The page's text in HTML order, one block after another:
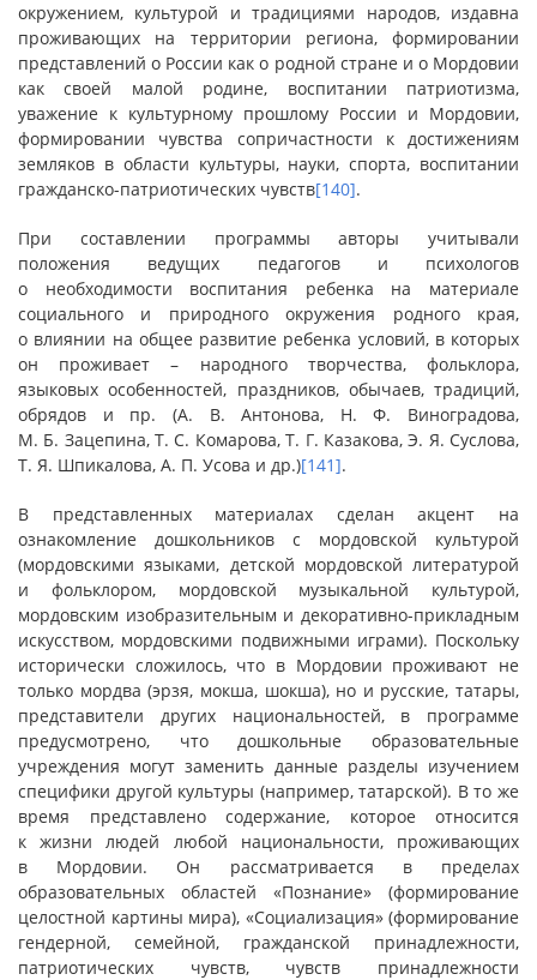
окружением, культурой и традициями народов, издавна
проживающих на территории региона, формировании
представлений о России как о родной стране и о Мордовии
как своей малой родине, воспитании патриотизма,
уважение к культурному прошлому России и Мордовии,
формировании чувства сопричастности к достижениям
земляков в области культуры, науки, спорта, воспитании
гражданско-патриотических чувств[140].
При составлении программы авторы учитывали
положения ведущих педагогов и психологов
о необходимости воспитания ребенка на материале
социального и природного окружения родного края,
о влиянии на общее развитие ребенка условий, в которых
он проживает – народного творчества, фольклора,
языковых особенностей, праздников, обычаев, традиций,
обрядов и пр. (А. В. Антонова, Н. Ф. Виноградова,
М. Б. Зацепина, Т. С. Комарова, Т. Г. Казакова, Э. Я. Суслова,
Т. Я. Шпикалова, А. П. Усова и др.)[141].
В представленных материалах сделан акцент на
ознакомление дошкольников с мордовской культурой
(мордовскими языками, детской мордовской литературой
и фольклором, мордовской музыкальной культурой,
мордовским изобразительным и декоративно-прикладным
искусством, мордовскими подвижными играми). Поскольку
исторически сложилось, что в Мордовии проживают не
только мордва (эрзя, мокша, шокша), но и русские, татары,
представители других национальностей, в программе
предусмотрено, что дошкольные образовательные
учреждения могут заменить данные разделы изучением
специфики другой культуры (например, татарской). В то же
время представлено содержание, которое относится
к жизни людей любой национальности, проживающих
в Мордовии. Он рассматривается в пределах
образовательных областей «Познание» (формирование
целостной картины мира), «Социализация» (формирование
гендерной, семейной, гражданской принадлежности,
патриотических чувств, чувств принадлежности